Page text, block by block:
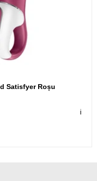
ℹ️
Satisfyer Roșu